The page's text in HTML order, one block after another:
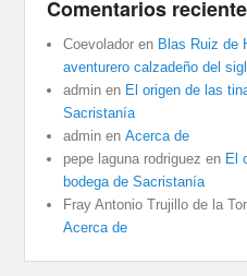
Comentarios
Coevolador en Blas Ruiz de
aventurero calzadeño del
admin en El origen de las
Sacristanía
admin enAcerca de
pepe laguna rodriguez en El
bodega de Sacristanía
Fray Antonio Trujillo de la
Acerca de